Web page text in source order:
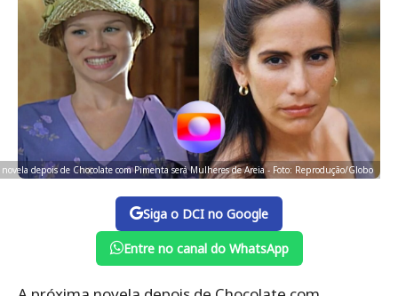
depois de Chocolate com Pimenta será Mulheres de Areia - Foto: Reprodução/Globo
Siga o DCI no Google
Entre no canal do WhatsApp